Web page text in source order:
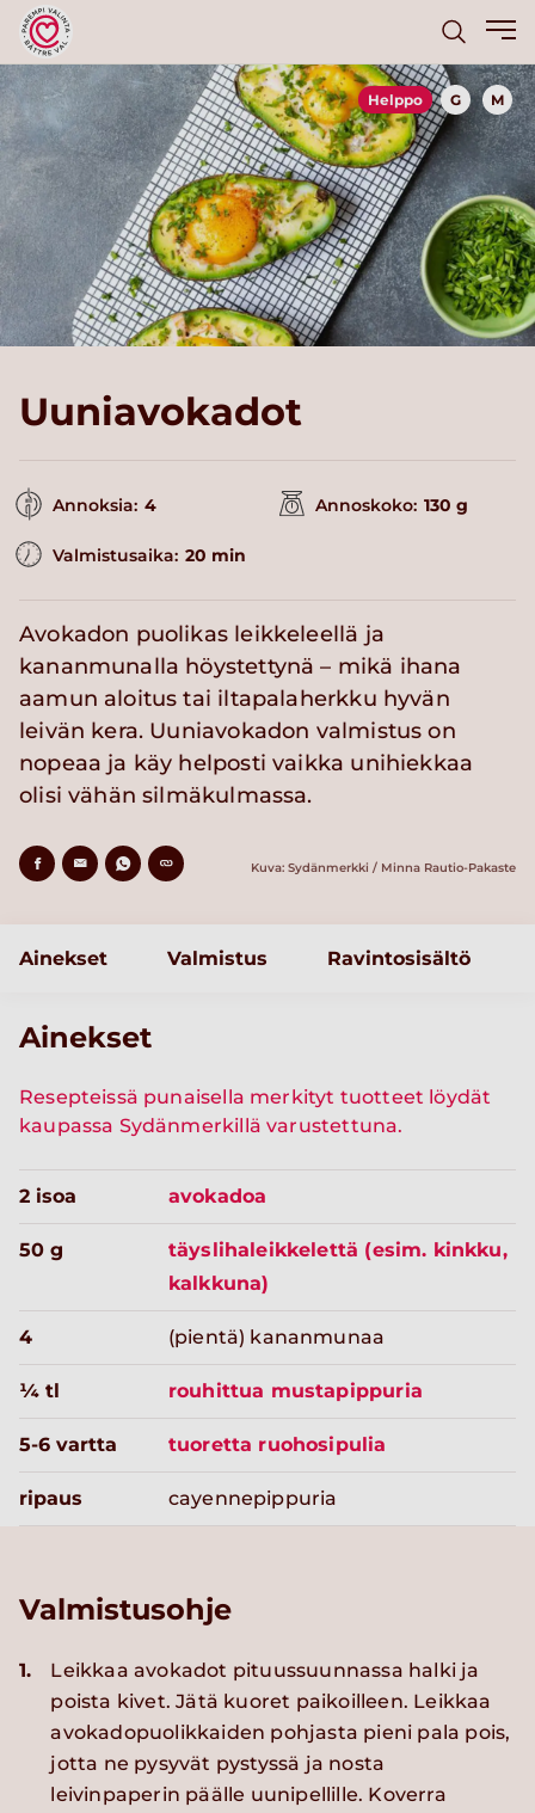
Helppo G M
Uuniavokadot
Annoksia: 4 Annoskoko: 130 g
Valmistusaika: 20 min
Avokadon puolikas leikkeleellä ja
kananmunalla höystettynä – mikä ihana
aamun aloitus tai iltapalaherkku hyvän
leivän kera. Uuniavokadon valmistus on
nopeaa ja käy helposti vaikka unihiekkaa
olisi vähän silmäkulmassa.
Kuva: Sydänmerkki / Minna Rautio-Pakaste
Ainekset Valmistus Ravintosisältö
Ainekset
Resepteissä punaisella merkityt tuotteet löydät
kaupassa Sydänmerkillä varustettuna.
2 isoa avokadoa
50 g
täyslihaleikkelettä (esim. kinkku,
kalkkuna)
4 (pientä) kananmunaa
¼ tl rouhittua mustapippuria
5-6 vartta tuoretta ruohosipulia
ripaus cayennepippuria
Valmistusohje
1.
Leikkaa avokadot pituussuunnassa halki ja
poista kivet. Jätä kuoret paikoilleen. Leikkaa
avokadopuolikkaiden pohjasta pieni pala pois,
jotta ne pysyvät pystyssä ja nosta
leivinpaperin päälle uunipellille. Koverra